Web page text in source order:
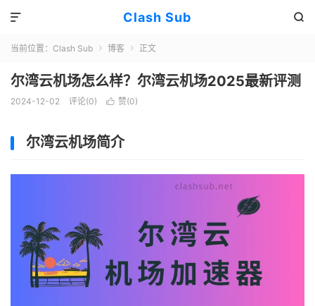
Clash Sub 

当前位置： Clash Sub  博客  正文
尔湾云机场怎么样？尔湾云机场2025最新评测
2024-12-02 评论(0)  赞(0)
尔湾云机场简介